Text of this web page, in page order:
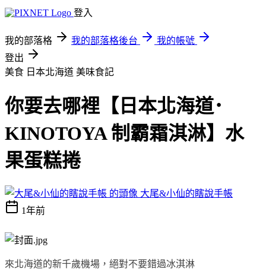
登入
我的部落格 我的部落格後台
我的帳號
登出
美食 日本北海道 美味食記
你要去哪裡【日本北海道･
KINOTOYA 制霸霜淇淋】水
果蛋糕捲
大尾&小仙的瞎說手帳
1年前
來北海道的新千歲機場，絕對不要錯過冰淇淋